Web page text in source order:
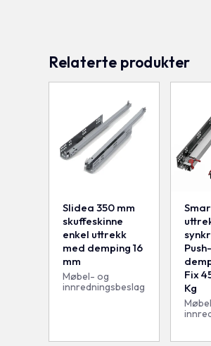
Relaterte produkter
Slidea 350 mm
skuffeskinne
enkel uttrekk
med demping 16
mm
Møbel- og
innredningsbeslag
Fix
Kg